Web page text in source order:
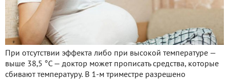
При отсутствии эффекта либо при высокой температуре —
выше 38,5 °С — доктор может прописать средства, которые
сбивают температуру. В 1-м триместре разрешено